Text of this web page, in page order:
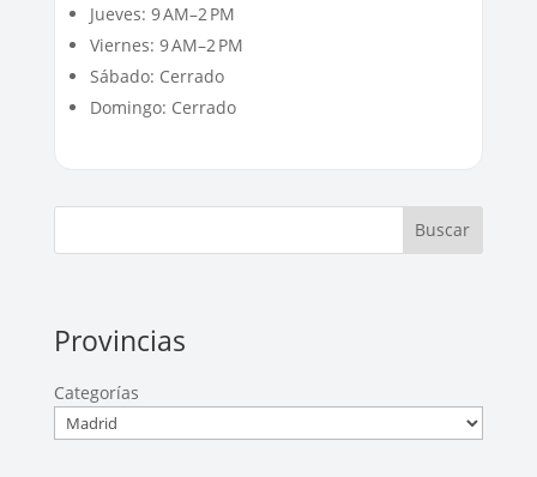
Jueves: 9 AM–2 PM
Viernes: 9 AM–2 PM
Sábado: Cerrado
Domingo: Cerrado
Buscar
Provincias
Categorías